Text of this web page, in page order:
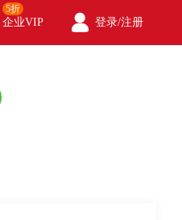
企业VIP
5折
 登录/注册